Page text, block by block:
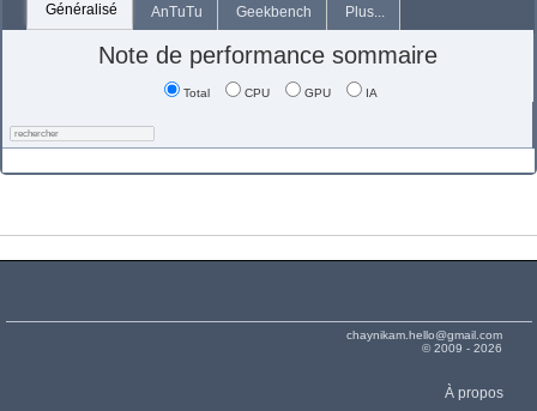
Généralisé AnTuTu Geekbench Plus...
Note de performance sommaire
Total CPU GPU IA
chaynikam.hello@gmail.com
© 2009 - 2026
À propos